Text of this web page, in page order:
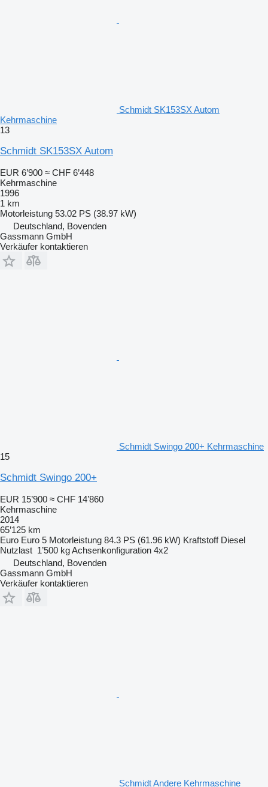
Schmidt SK153SX Autom
Kehrmaschine
13
Schmidt SK153SX Autom
EUR 6’900 ≈ CHF 6’448
Kehrmaschine
1996
1 km
Motorleistung 53.02 PS (38.97 kW)
Deutschland, Bovenden
Gassmann GmbH
Verkäufer kontaktieren
Schmidt Swingo 200+ Kehrmaschine
15
Schmidt Swingo 200+
EUR 15’900 ≈ CHF 14’860
Kehrmaschine
2014
65’125 km
Euro Euro 5 Motorleistung 84.3 PS (61.96 kW) Kraftstoff Diesel
Nutzlast 1’500 kgAchsenkonfiguration 4x2
Deutschland, Bovenden
Gassmann GmbH
Verkäufer kontaktieren
Schmidt Andere Kehrmaschine